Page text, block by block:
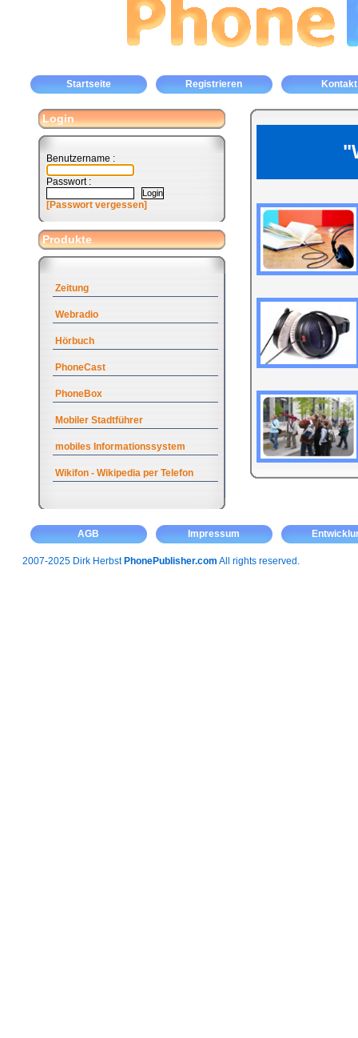
Startseite Registrieren Kontakt
Login
Benutzername :
Passwort :
[Passwort vergessen]
Produkte
Zeitung
Webradio
Hörbuch
PhoneCast
PhoneBox
Mobiler Stadtführer
mobiles Informationssystem
Wikifon - Wikipedia per Telefon
AGB Impressum
2007-2025 Dirk Herbst PhonePublisher.com All rights reserved.